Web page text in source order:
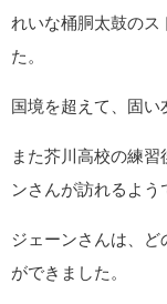
れいな桶胴太鼓のス
た。
国境を超えて、固い
また芥川高校の練習
ンさんが訪れるよう
ジェーンさんは、ど
ができました。